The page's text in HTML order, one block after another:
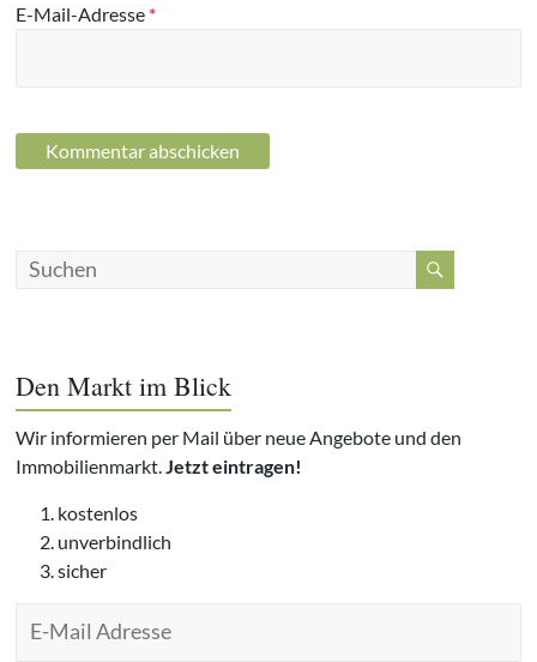
E-Mail-Adresse *
Den Markt im Blick
Wir informieren per Mail über neue Angebote und den
Immobilienmarkt.Jetzt eintragen!
kostenlos
unverbindlich
sicher